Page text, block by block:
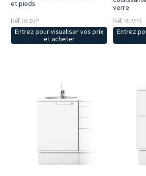
et pieds
Réf: RE01P
Entrez pour visualiser vos prix
et acheter
verre
Réf: REVP1
Entrez